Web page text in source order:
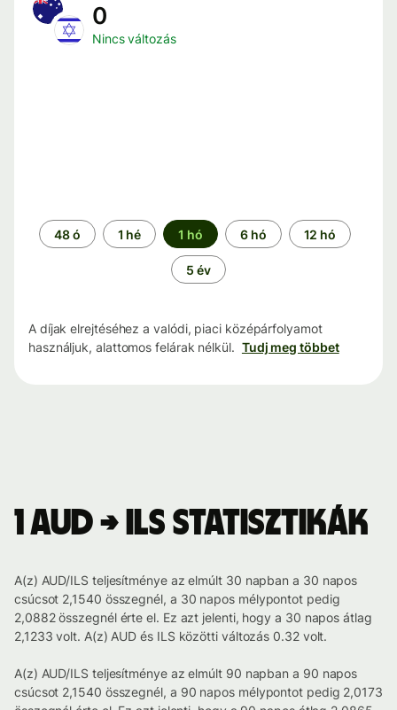
0
Nincs változás
Időszak
48 ó 1 hé 1 hó 6 hó 12 hó
5 év
A díjak elrejtéséhez a valódi, piaci középárfolyamot
használjuk, alattomos felárak nélkül. Tudj meg többet
1 AUD → ILS statisztikák
A(z) AUD/ILS teljesítménye az elmúlt 30 napban a 30 napos
csúcsot 2,1540 összegnél, a 30 napos mélypontot pedig
2,0882 összegnél érte el. Ez azt jelenti, hogy a 30 napos átlag
2,1233 volt. A(z) AUD és ILS közötti változás 0.32 volt.
A(z) AUD/ILS teljesítménye az elmúlt 90 napban a 90 napos
csúcsot 2,1540 összegnél, a 90 napos mélypontot pedig 2,0173